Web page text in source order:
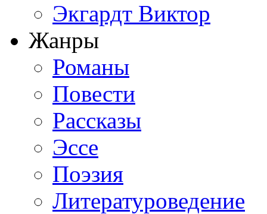
Экгардт Виктор
Жанры
Романы
Повести
Рассказы
Эссе
Поэзия
Литературоведение